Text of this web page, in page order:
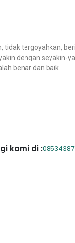
tidak tergoyahkan,
dengan seyakin-
benar dan baik
kami di :